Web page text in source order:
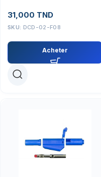
31,000 TND
SKU: DCD-02-F08
Acheter